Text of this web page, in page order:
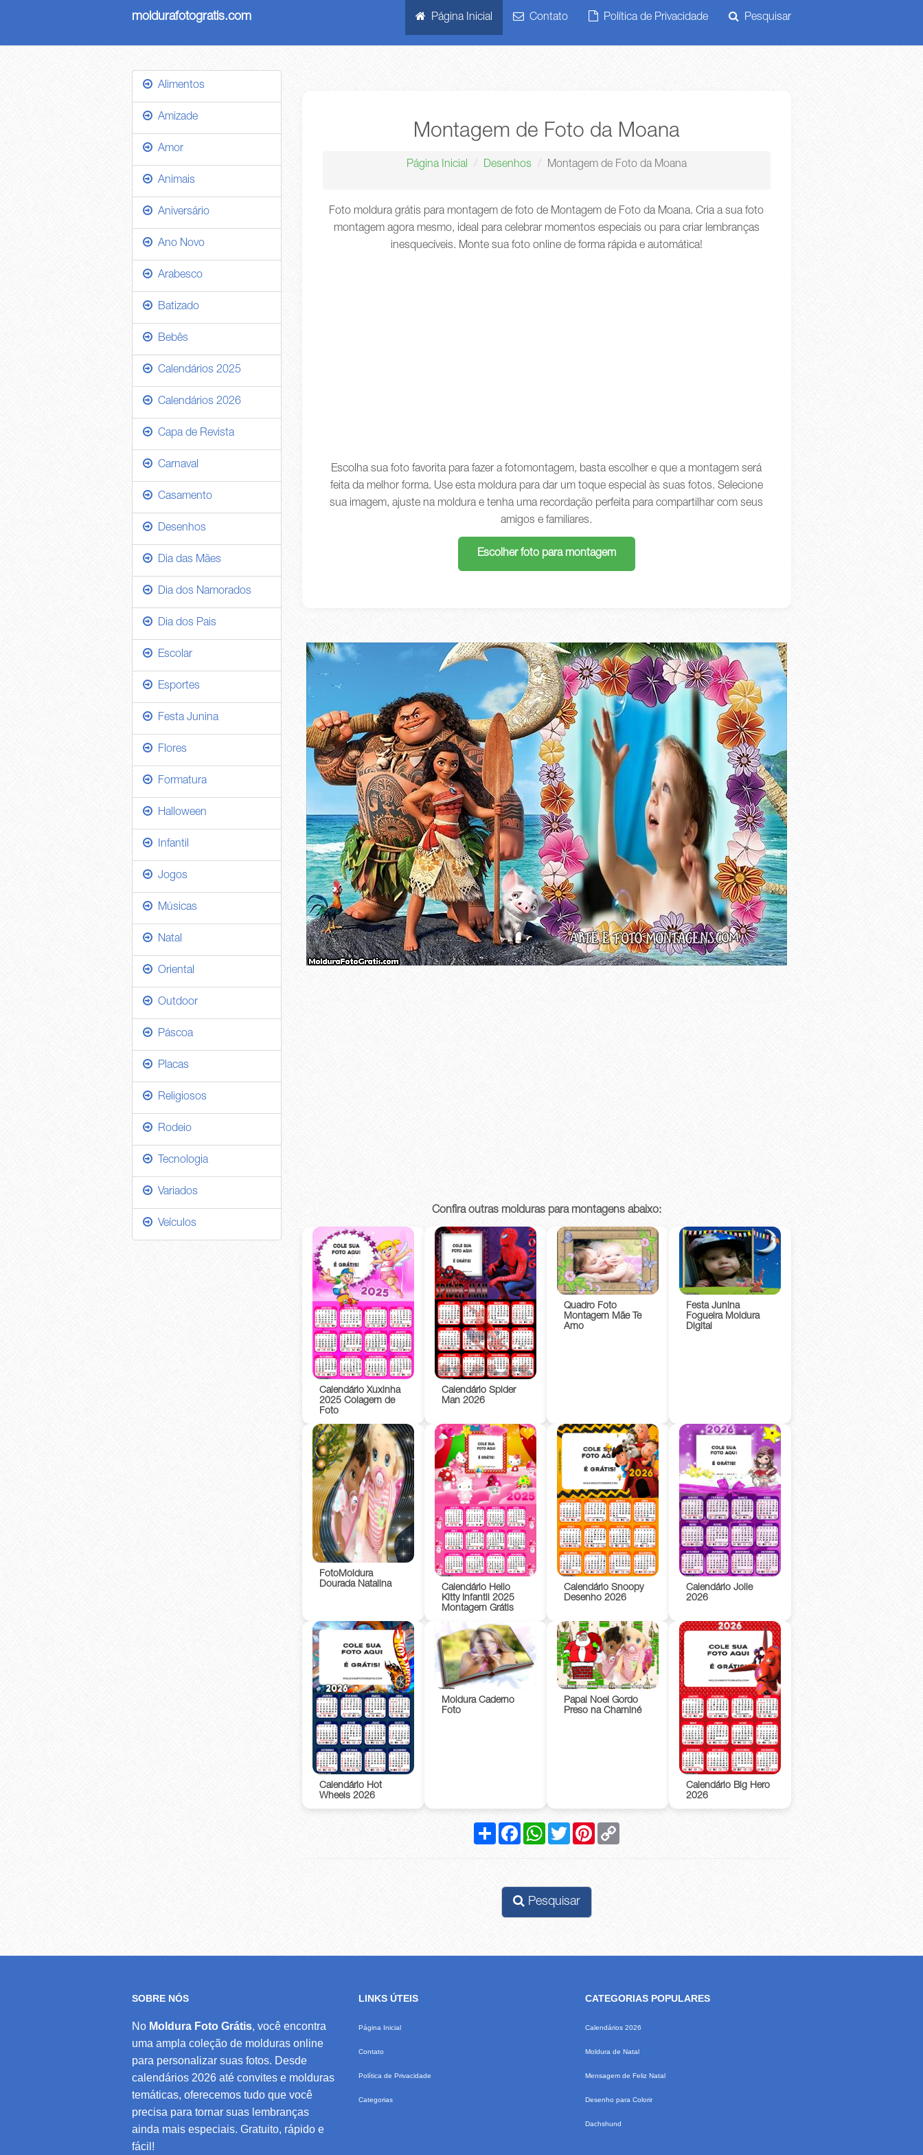
moldurafotogratis.com Página Inicial Contato Política de Privacidade Pesquisar
Montagem de Foto da Moana
Página Inicial Desenhos Montagem de Foto da Moana
Foto moldura grátis para montagem de foto de Montagem de Foto da Moana. Cria a sua foto
montagem agora mesmo, ideal para celebrar momentos especiais ou para criar lembranças
inesquecíveis. Monte sua foto online de forma rápida e automática!
Escolha sua foto favorita para fazer a fotomontagem, basta escolher e que a montagem será
feita da melhor forma. Use esta moldura para dar um toque especial às suas fotos. Selecione
sua imagem, ajuste na moldura e tenha uma recordação perfeita para compartilhar com seus
amigos e familiares.
Escolher foto para montagem
Confira outras molduras para montagens abaixo:
Calendário Xuxinha
2025 Colagem de
Foto
Calendário Spider
Man 2026
Quadro Foto
Montagem Mãe Te
Amo
Festa Junina
Fogueira Moldura
Digital
FotoMoldura
Dourada Natalina
Calendário Hello
Kitty Infantil 2025
Montagem Grátis
Calendário Snoopy
Desenho 2026
Calendário Jolie
2026
Calendário Hot
Wheels 2026
Moldura Caderno
Foto
Papai Noel Gordo
Preso na Chaminé
Calendário Big Hero
2026
Compartilhar
FacebookWhatsApp
TwitterPinterestCopy
Pesquisar
Alimentos
Amizade
Amor
Animais
Aniversário
Ano Novo
Arabesco
Batizado
Bebês
Calendários 2025
Calendários 2026
Capa de Revista
Carnaval
Casamento
Desenhos
Dia das Mães
Dia dos Namorados
Dia dos Pais
Escolar
Esportes
Festa Junina
Flores
Formatura
Halloween
Infantil
Jogos
Músicas
Natal
Oriental
Outdoor
Páscoa
Placas
Religiosos
Rodeio
Tecnologia
Variados
Veículos
SOBRE NÓS
No Moldura Foto Grátis, você encontra
uma ampla coleção de molduras online
para personalizar suas fotos. Desde
calendários 2026 até convites e molduras
temáticas, oferecemos tudo que você
precisa para tornar suas lembranças
ainda mais especiais. Gratuito, rápido e
fácil!
LINKS ÚTEIS
Página Inicial
Contato
Política de Privacidade
Categorias
CATEGORIAS POPULARES
Calendários 2026
Moldura de Natal
Mensagem de Feliz Natal
Desenho para Colorir
Dachshund